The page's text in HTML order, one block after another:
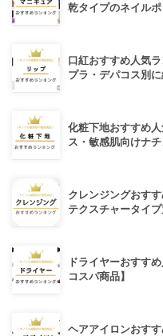
乾タイプのネイルポ
口紅おすすめ人気
プラ・デパコス別に
化粧下地おすすめ
ス・敏感肌向けナ
クレンジングおす
テクスチャータイプ
ドライヤーおすす
コスパ商品】
ヘアアイロンおす